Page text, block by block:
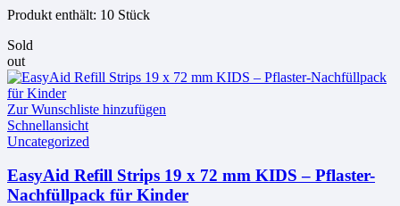
Produkt enthält: 10 Stück
Sold
out
Zur Wunschliste hinzufügen
Schnellansicht
Uncategorized
EasyAid Refill Strips 19 x 72 mm KIDS – Pflaster-
Nachfüllpack für Kinder